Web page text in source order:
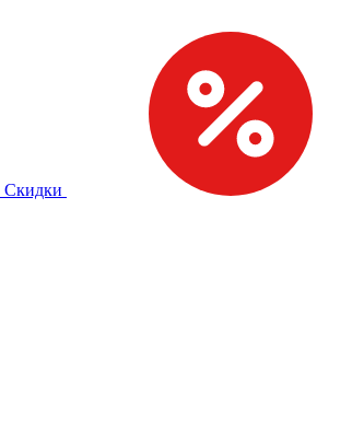
Скидки